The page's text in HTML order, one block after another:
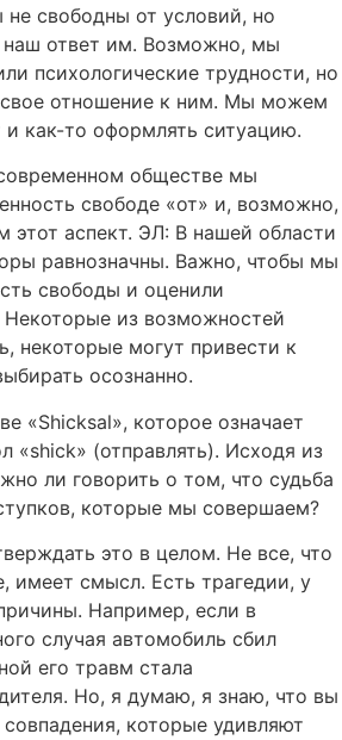
свободны от условий, но
ответ им. Возможно, мы
психологические трудности, но
отношение к ним. Мы можем
и как-то оформлять ситуацию.
обществе мы
свободе «от» и, возможно,
этот аспект. ЭЛ: В нашей области
равнозначны. Важно, чтобы мы
свободы и оценили
из возможностей
некоторые могут привести к
осознанно.
«Shicksal», которое означает
«shick» (отправлять). Исходя из
ли говорить о том, что судьба
которые мы совершаем?
это в целом. Не все, что
имеет смысл. Есть трагедии, у
Например, если в
случая автомобиль сбил
его травм стала
Но, я думаю, я знаю, что вы
которые удивляют